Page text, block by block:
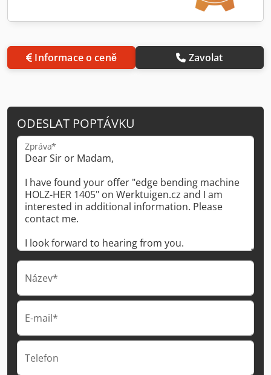
Informace o ceně Zavolat
ODESLAT POPTÁVKU
Zpráva*
Název*
E-mail*
Telefon